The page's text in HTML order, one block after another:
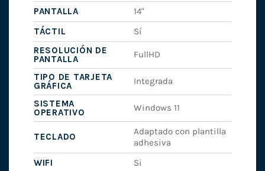
PANTALLA
14"
TÁCTIL
Sí
RESOLUCIÓN DE
PANTALLA
FullHD
TIPO DE TARJETA
GRÁFICA
Integrada
SISTEMA
OPERATIVO
Windows 11
TECLADO
Adaptado con plantilla
adhesiva
WIFI
Si